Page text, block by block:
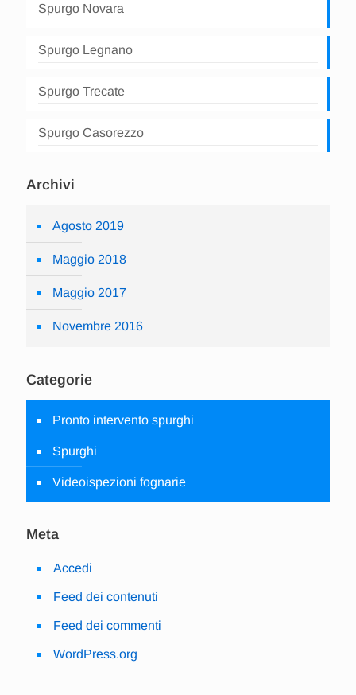
Spurgo Novara
Spurgo Legnano
Spurgo Trecate
Spurgo Casorezzo
Archivi
Agosto 2019
Maggio 2018
Maggio 2017
Novembre 2016
Categorie
Pronto intervento spurghi
Spurghi
Videoispezioni fognarie
Meta
Accedi
Feed dei contenuti
Feed dei commenti
WordPress.org